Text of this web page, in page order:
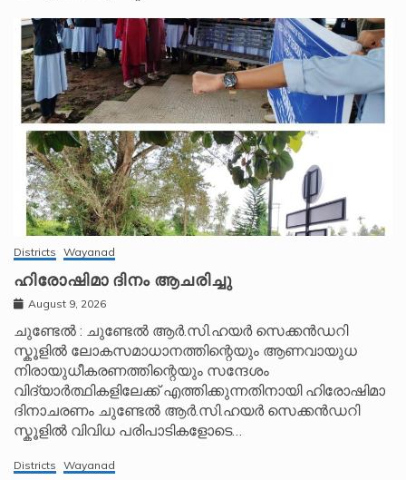
Districts Wayanad
ഹിരോഷിമാ ദിനം ആചരിച്ചു
August 9, 2026
ചുണ്ടേൽ : ചുണ്ടേൽ ആർ.സി.ഹയർ സെക്കൻഡറി
സ്കൂളിൽ ലോകസമാധാനത്തിന്റെയും ആണവായുധ
നിരായുധീകരണത്തിന്റെയും സന്ദേശം
വിദ്യാർത്ഥികളിലേക്ക് എത്തിക്കുന്നതിനായി ഹിരോഷിമാ
ദിനാചരണം ചുണ്ടേൽ ആർ.സി.ഹയർ സെക്കൻഡറി
സ്കൂളിൽ വിവിധ പരിപാടികളോടെ…
Districts Wayanad